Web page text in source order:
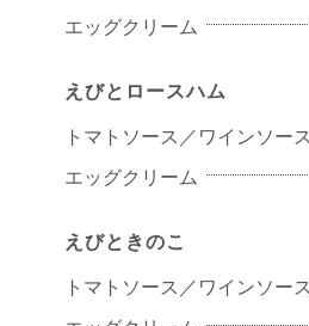
エッグクリーム
えびとロースハム
トマトソース／ワインソース
エッグクリーム
えびときのこ
トマトソース／ワインソー